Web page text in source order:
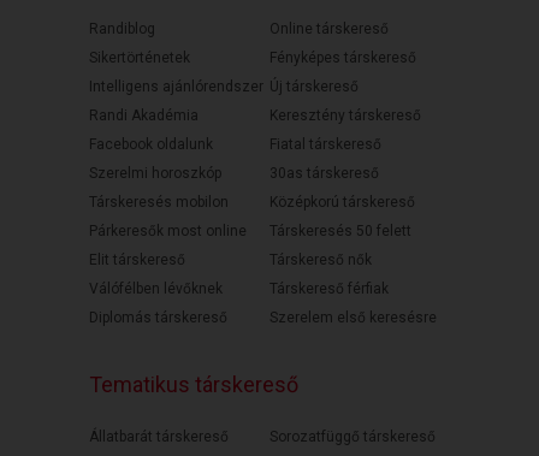
Randiblog
Sikertörténetek
Intelligens ajánlórendszer
Randi Akadémia
Facebook oldalunk
Szerelmi horoszkóp
Társkeresés mobilon
Párkeresők most online
Elit társkereső
Válófélben lévőknek
Diplomás társkereső
Online társkereső
Fényképes társkereső
Új társkereső
Keresztény társkereső
Fiatal társkereső
30as társkereső
Középkorú társkereső
Társkeresés 50 felett
Társkereső nők
Társkereső férfiak
Szerelem első keresésre
Tematikus társkereső
Állatbarát társkereső
Sorozatfüggő társkereső